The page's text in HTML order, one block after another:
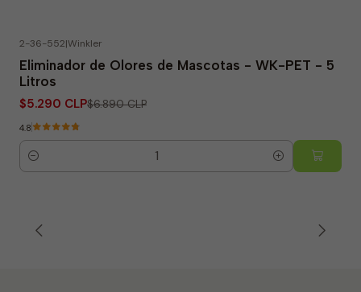
2-36-552|Winkler
Eliminador de Olores de Mascotas - WK-PET - 5
Litros
$5.290 CLP$6.890 CLP
4.8
Quantity